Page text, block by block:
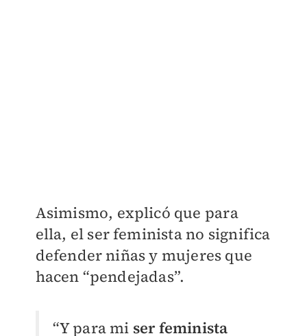
Asimismo, explicó que para
ella, el ser feminista no significa
defender niñas y mujeres que
hacen “pendejadas”.
“Y para mi ser feminista